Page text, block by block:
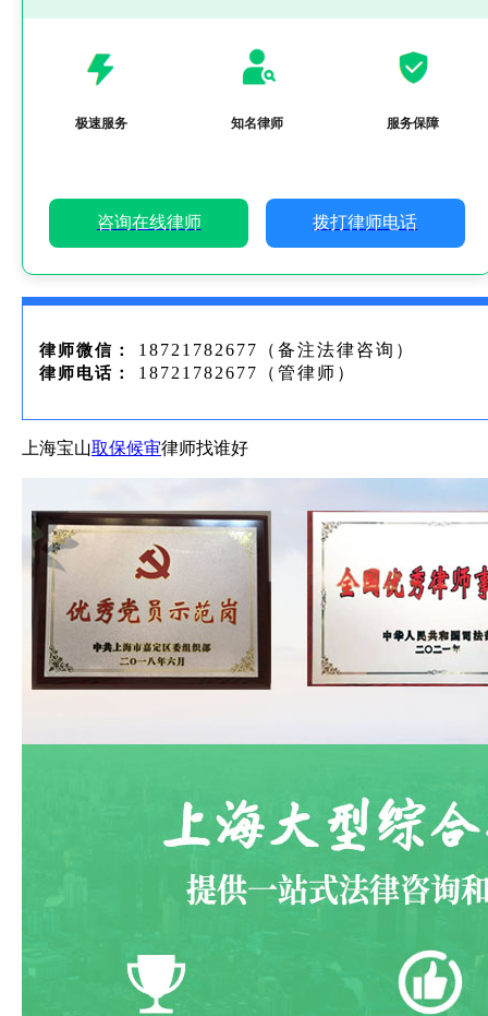
极速服务 知名律师 服务保障
咨询在线律师 拨打律师电话
律师微信： 18721782677（备注法律咨询）
律师电话： 18721782677（管律师）
上海宝山取保候审律师找谁好